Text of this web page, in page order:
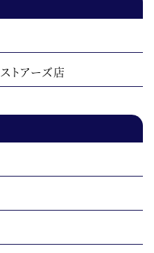
トアーズ店